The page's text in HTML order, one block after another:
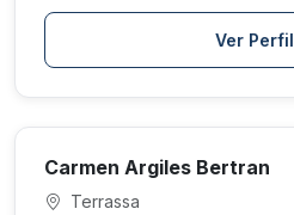
Ver Perfil
Carmen Argiles Bertran
Terrassa